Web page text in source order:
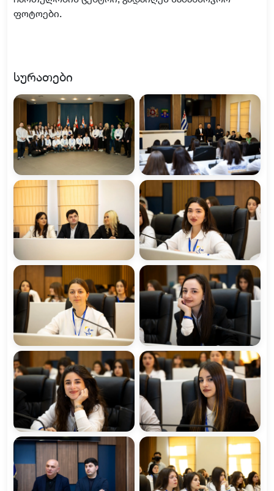
ფოტოები.
სურათები